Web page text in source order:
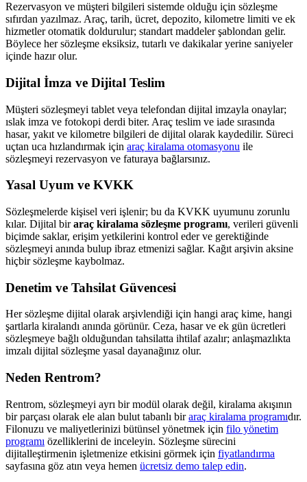
Rezervasyon ve müşteri bilgileri sistemde olduğu için sözleşme
sıfırdan yazılmaz. Araç, tarih, ücret, depozito, kilometre limiti ve ek
hizmetler otomatik doldurulur; standart maddeler şablondan gelir.
Böylece her sözleşme eksiksiz, tutarlı ve dakikalar yerine saniyeler
içinde hazır olur.
Dijital İmza ve Dijital Teslim
Müşteri sözleşmeyi tablet veya telefondan dijital imzayla onaylar;
ıslak imza ve fotokopi derdi biter. Araç teslim ve iade sırasında
hasar, yakıt ve kilometre bilgileri de dijital olarak kaydedilir. Süreci
uçtan uca hızlandırmak için araç kiralama otomasyonu ile
sözleşmeyi rezervasyon ve faturaya bağlarsınız.
Yasal Uyum ve KVKK
Sözleşmelerde kişisel veri işlenir; bu da KVKK uyumunu zorunlu
kılar. Dijital biraraç kiralama sözleşme programı, verileri güvenli
biçimde saklar, erişim yetkilerini kontrol eder ve gerektiğinde
sözleşmeyi anında bulup ibraz etmenizi sağlar. Kağıt arşivin aksine
hiçbir sözleşme kaybolmaz.
Denetim ve Tahsilat Güvencesi
Her sözleşme dijital olarak arşivlendiği için hangi araç kime, hangi
şartlarla kiralandı anında görünür. Ceza, hasar ve ek gün ücretleri
sözleşmeye bağlı olduğundan tahsilatta ihtilaf azalır; anlaşmazlıkta
imzalı dijital sözleşme yasal dayanağınız olur.
Neden Rentrom?
Rentrom, sözleşmeyi ayrı bir modül olarak değil, kiralama akışının
bir parçası olarak ele alan bulut tabanlı biraraç kiralama programıdır.
Filonuzu ve maliyetlerinizi bütünsel yönetmek için filo yönetim
programı özelliklerini de inceleyin. Sözleşme sürecini
dijitalleştirmenin işletmenize etkisini görmek için fiyatlandırma
sayfasına göz atın veya hemen ücretsiz demo talep edin.